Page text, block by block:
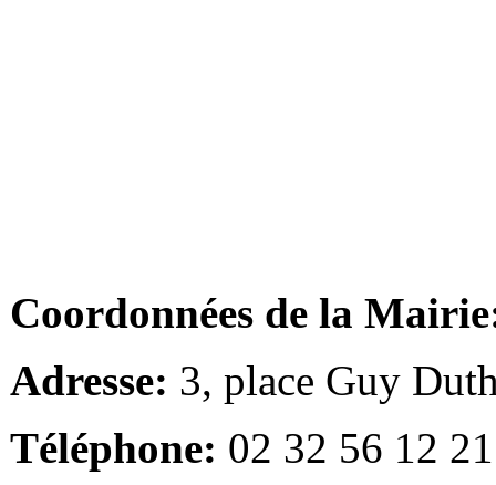
Coordonnées de la
Adresse: 3, place Guy
Téléphone: 02 32 56 12 21